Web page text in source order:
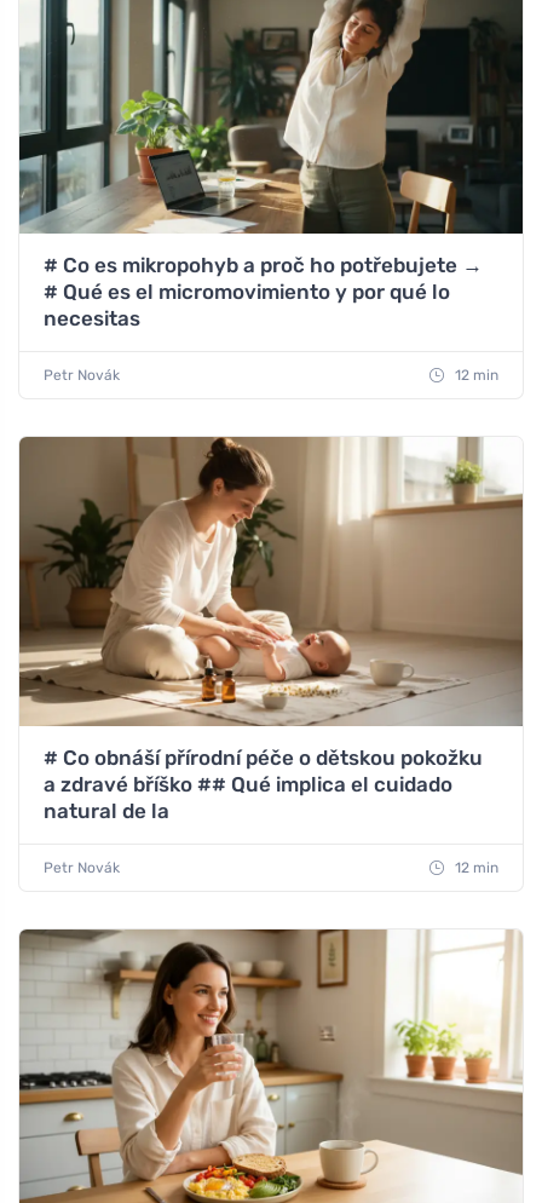
# Co es mikropohyb a proč ho potřebujete →
# Qué es el micromovimiento y por qué lo
necesitas
Petr Novák 12 min
# Co obnáší přírodní péče o dětskou pokožku
a zdravé bříško ## Qué implica el cuidado
natural de la
Petr Novák 12 min